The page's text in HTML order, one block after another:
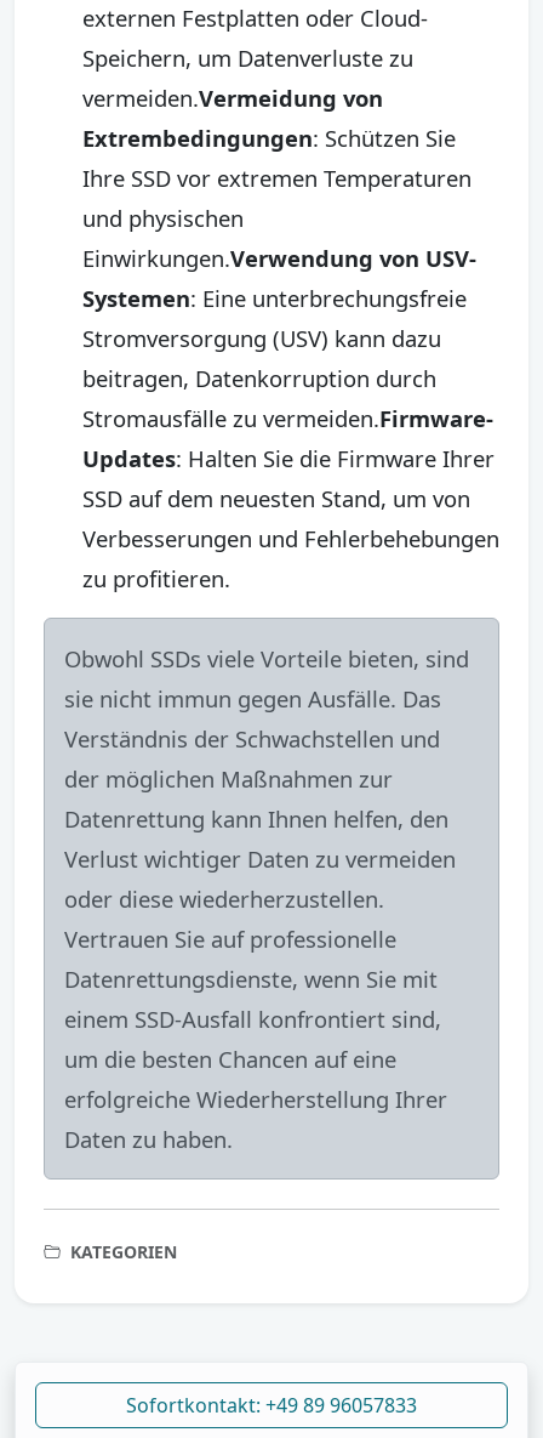
externen Festplatten oder Cloud-
Speichern, um Datenverluste zu
vermeiden.Vermeidung von
Extrembedingungen: Schützen Sie
Ihre SSD vor extremen Temperaturen
und physischen
Einwirkungen.Verwendung von USV-
Systemen: Eine unterbrechungsfreie
Stromversorgung (USV) kann dazu
beitragen, Datenkorruption durch
Stromausfälle zu vermeiden.Firmware-
Updates: Halten Sie die Firmware Ihrer
SSD auf dem neuesten Stand, um von
Verbesserungen und Fehlerbehebungen
zu profitieren.
Obwohl SSDs viele Vorteile bieten, sind
sie nicht immun gegen Ausfälle. Das
Verständnis der Schwachstellen und
der möglichen Maßnahmen zur
Datenrettung kann Ihnen helfen, den
Verlust wichtiger Daten zu vermeiden
oder diese wiederherzustellen.
Vertrauen Sie auf professionelle
Datenrettungsdienste, wenn Sie mit
einem SSD-Ausfall konfrontiert sind,
um die besten Chancen auf eine
erfolgreiche Wiederherstellung Ihrer
Daten zu haben.
KATEGORIEN
Sofortkontakt: +49 89 96057833